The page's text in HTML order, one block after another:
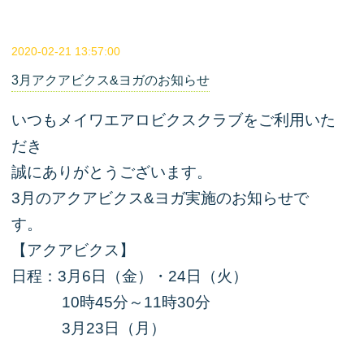
2020-02-21 13:57:00
3月アクアビクス&ヨガのお知らせ
いつもメイワエアロビクスクラブをご利用いた
だき
誠にありがとうございます。
3月のアクアビクス&ヨガ実施のお知らせで
す。
【アクアビクス】
日程：3月6日（金）・24日（火）
10時45分～11時30分
3月23日（月）